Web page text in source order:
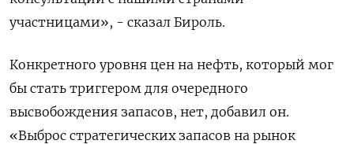
участницами», - ​сказал Бироль.
Конкретного ​уровня ‌цен на нефть, который ​мог
бы стать триггером для очередного
высвобождения запасов, нет, добавил он.
«Выброс стратегических запасов на рынок